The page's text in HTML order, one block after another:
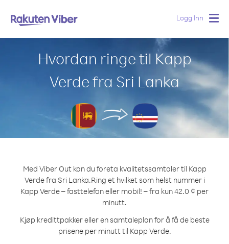
Logg Inn
Hvordan ringe til Kapp
Verde fra Sri Lanka
Med Viber Out kan du foreta kvalitetssamtaler til Kapp
Verde fra Sri Lanka.Ring et hvilket som helst nummer i
Kapp Verde – fasttelefon eller mobil! – fra kun 42.0 ¢ per
minutt.
Kjøp kredittpakker eller en samtaleplan for å få de beste
prisene per minutt til Kapp Verde.